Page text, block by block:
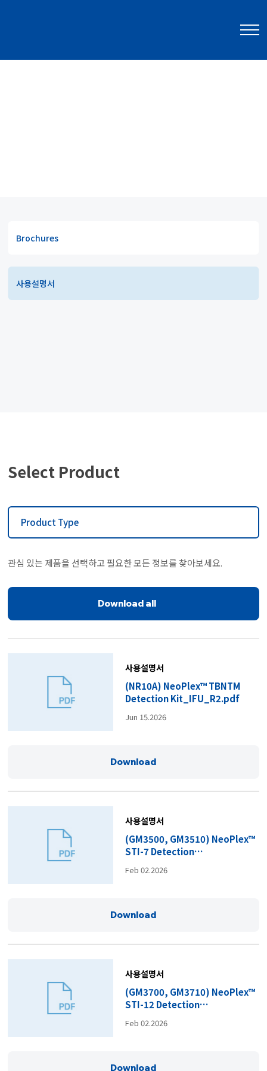
Brochures
사용설명서
Select Product
Product Type
관심 있는 제품을 선택하고 필요한 모든 정보를 찾아보세요.
Download all
사용설명서
(NR10A) NeoPlex™ TBNTM
Detection Kit_IFU_R2.pdf
Jun 15.2026
Download
사용설명서
(GM3500, GM3510) NeoPlex™
STI-7 Detection
Feb 02.2026
Download
사용설명서
(GM3700, GM3710) NeoPlex™
STI-12 Detection
Feb 02.2026
Download